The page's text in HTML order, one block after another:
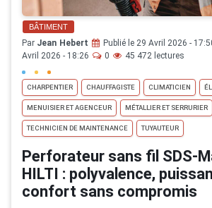
BÂTIMENT
Par Jean Hebert Publié le 29 Avril 2026 -
Avril 2026 - 18:26
0 45 472 lectures
CHARPENTIER CHAUFFAGISTE CLIMATICIEN
MENUISIER ET AGENCEUR MÉTALLIER ET SERRURIER
TECHNICIEN DE MAINTENANCE TUYAUTEUR
Perforateur sans fil SDS-
HILTI : polyvalence,
confort sans compromis